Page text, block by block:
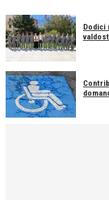
Dodici